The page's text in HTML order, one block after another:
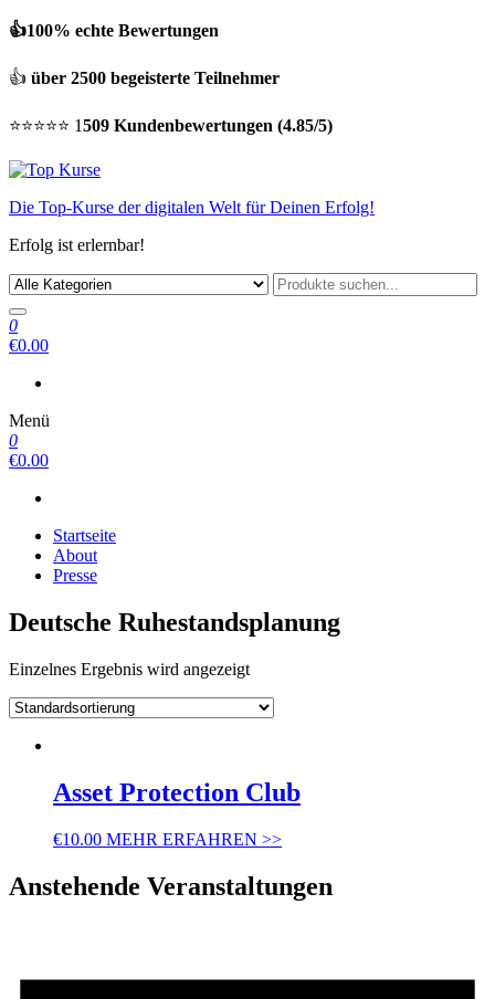
👍100% echte Bewertungen
👍 über 2500 begeisterte Teilnehmer
⭐⭐⭐⭐⭐ 1509 Kundenbewertungen (4.85/5)
Die Top-Kurse der digitalen Welt für Deinen Erfolg!
Erfolg ist erlernbar!
0
€0.00
Menü
0
€0.00
Startseite
About
Presse
Deutsche Ruhestandsplanung
Einzelnes Ergebnis wird angezeigt
Asset Protection Club
€10.00 MEHR ERFAHREN >>
Anstehende Veranstaltungen